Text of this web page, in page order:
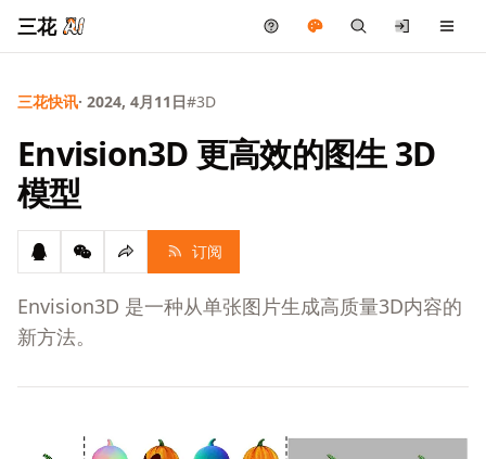
三花
三花快讯· 2024, 4月11日#3D
Envision3D 更高效的图生 3D
模型
订阅
Envision3D 是一种从单张图片生成高质量3D内容的
新方法。